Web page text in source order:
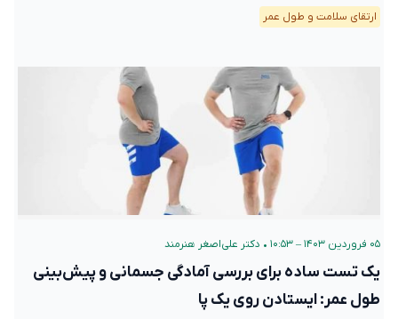
ارتقای سلامت و طول عمر
۰۵ فروردین ۱۴۰۳ – ۱۰:۵۳ • دکتر علی‌اصغر هنرمند
یک تست ساده برای بررسی آمادگی جسمانی و پیش‌بینی
طول عمر: ایستادن روی یک پا